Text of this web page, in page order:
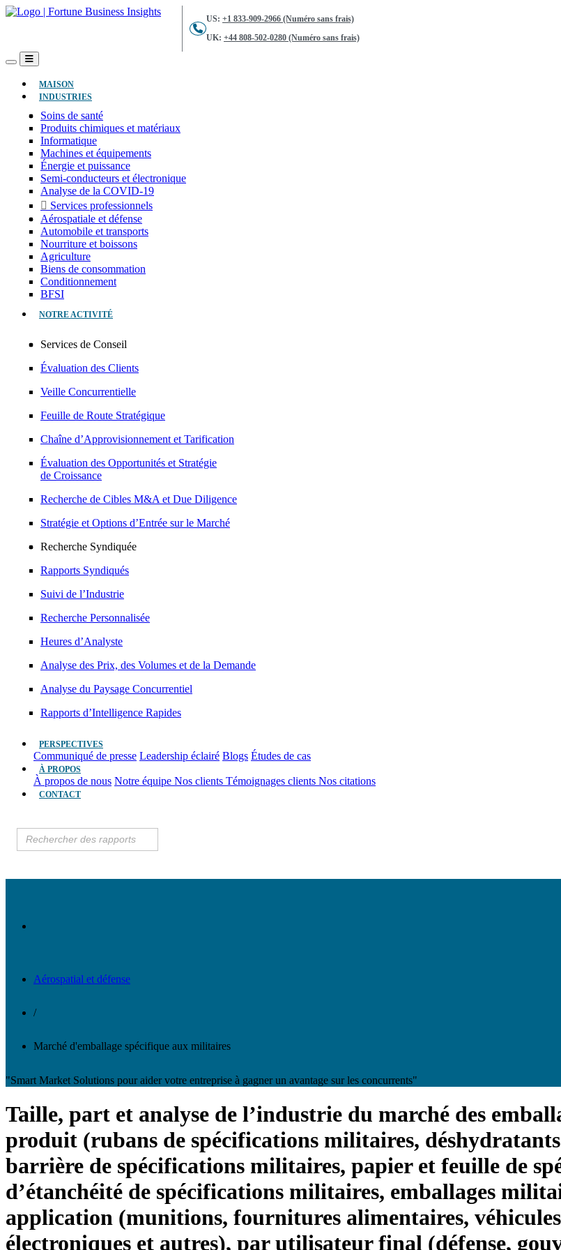
US: +1 833-909-2966 (Numéro sans frais)
UK: +44 808-502-0280 (Numéro sans frais)
MAISON(ACTUEL)
INDUSTRIES
Soins de santé
Produits chimiques et matériaux
Informatique
Machines et équipements
Énergie et puissance
Semi-conducteurs et électronique
Analyse de la COVID-19
Services professionnels
Aérospatiale et défense
Automobile et transports
Nourriture et boissons
Agriculture
Biens de consommation
Conditionnement
BFSI
NOTRE ACTIVITÉ
Services de Conseil
Évaluation des Clients
Veille Concurrentielle
Feuille de Route Stratégique
Chaîne d’Approvisionnement et Tarification
Évaluation des Opportunités et Stratégie
de Croissance
Recherche de Cibles M&A et Due Diligence
Stratégie et Options d’Entrée sur le Marché
Recherche Syndiquée
Rapports Syndiqués
Suivi de l’Industrie
Recherche Personnalisée
Heures d’Analyste
Analyse des Prix, des Volumes et de la Demande
Analyse du Paysage Concurrentiel
Rapports d’Intelligence Rapides
PERSPECTIVES
Communiqué de presse Leadership éclairé Blogs Études de cas
À PROPOS
À propos de nous Notre équipe Nos clients Témoignages clients Nos citations
CONTACT
Aérospatial et défense
/
Marché d'emballage spécifique aux militaires
"Smart Market Solutions pour aider votre entreprise à gagner un avantage sur les concurrents"
Taille, part et analyse de l’industrie du marché des
produit (rubans de spécifications militaires,
barrière de spécifications militaires, papier et feuille de
d’étanchéité de spécifications militaires, emballages
application (munitions, fournitures alimentaires,
électroniques et autres), par utilisateur final (défense,